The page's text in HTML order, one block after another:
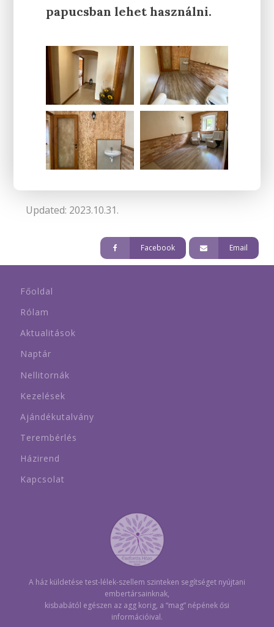
papucsban lehet használni.
Updated: 2023.10.31.
Facebook Email
Főoldal
Rólam
Aktualitások
Naptár
Nellitornák
Kezelések
Ajándékutalvány
Terembérlés
Házirend
Kapcsolat
A ház küldetése test-lélek-szellem szinteken segítséget nyújtani
embertársainknak,
kisbabától egészen az agg korig, a “mag” népének ősi
információival.